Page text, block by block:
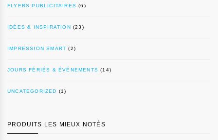
FLYERS PUBLICITAIRES (6)
IDÉES & INSPIRATION (23)
IMPRESSION SMART (2)
JOURS FÉRIÉS & ÉVÉNEMENTS (14)
UNCATEGORIZED (1)
PRODUITS LES MIEUX NOTÉS